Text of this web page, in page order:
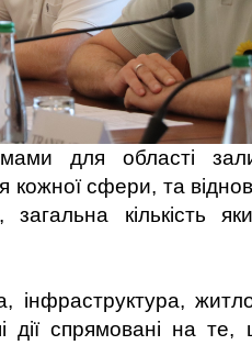
для області
кожної сфери, та
загальна кількість
дії спрямовані на